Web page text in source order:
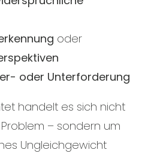
oder
oder Unterforderung
handelt es sich nicht
– sondern um
Ungleichgewicht